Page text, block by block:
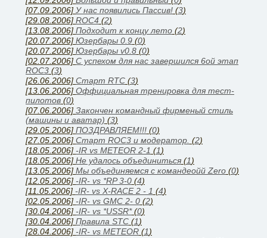
[07.09.2006] У нас появились Паcсив! (3)
[29.08.2006] ROC4 (2)
[13.08.2006] Подходит к концу лето (2)
[20.07.2006] Юзербары 0.9 (0)
[20.07.2006] Юзербары v0.8 (0)
[02.07.2006] С успехом для нас завершился 6ой этап
ROC3 (3)
[26.06.2006] Cтарт RTC (3)
[13.06.2006] Оффициальная тренировка для тест-
пилотов (0)
[07.06.2006] Закончен командный фирменый стиль
(машины и аватар) (3)
[29.05.2006] ПОЗДРАВЛЯЕМ!!! (0)
[27.05.2006] Старт ROC3 и модератор. (2)
[18.05.2006] -IR vs METEOR 2-1 (1)
[18.05.2006] Не удалось объединиться (1)
[13.05.2006] Мы объединяемся с командеойй Zero (0)
[12.05.2006] -IR- vs *RP 3-0 (4)
[11.05.2006] -IR- vs X-RACE 2 - 1 (4)
[02.05.2006] -IR- vs GMC 2- 0 (2)
[30.04.2006] -IR- vs *USSR*(0)
[30.04.2006] Правила STC (1)
[28.04.2006] -IR- vs METEOR (1)